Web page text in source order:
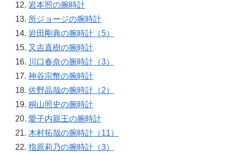
岩本照の腕時計
所ジョージの腕時計
岩田剛典の腕時計（5）
又吉直樹の腕時計
川口春奈の腕時計（3）
神谷宗幣の腕時計
佐野晶哉の腕時計（2）
桐山照史の腕時計
愛子内親王の腕時計
木村拓哉の腕時計（11）
指原莉乃の腕時計（3）